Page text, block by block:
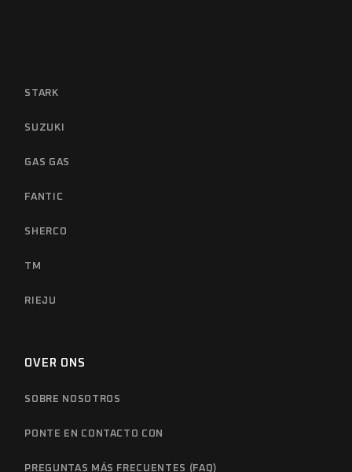
STARK
SUZUKI
GAS GAS
FANTIC
SHERCO
TM
RIEJU
OVER ONS
SOBRE NOSOTROS
PONTE EN CONTACTO CON
PREGUNTAS MÁS FRECUENTES (FAQ)